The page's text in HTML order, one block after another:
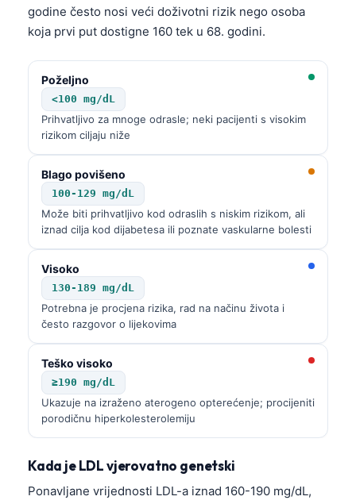
godine često nosi veći doživotni rizik nego osoba
koja prvi put dostigne 160 tek u 68. godini.
Poželjno
<100 mg/dL
Prihvatljivo za mnoge odrasle; neki pacijenti s visokim
rizikom ciljaju niže
Blago povišeno
100-129 mg/dL
Može biti prihvatljivo kod odraslih s niskim rizikom, ali
iznad cilja kod dijabetesa ili poznate vaskularne bolesti
Visoko
130-189 mg/dL
Potrebna je procjena rizika, rad na načinu života i
često razgovor o lijekovima
Teško visoko
≥190 mg/dL
Ukazuje na izraženo aterogeno opterećenje; procijeniti
porodičnu hiperkolesterolemiju
Kada je LDL vjerovatno genetski
Ponavljane vrijednosti LDL-a iznad 160-190 mg/dL,